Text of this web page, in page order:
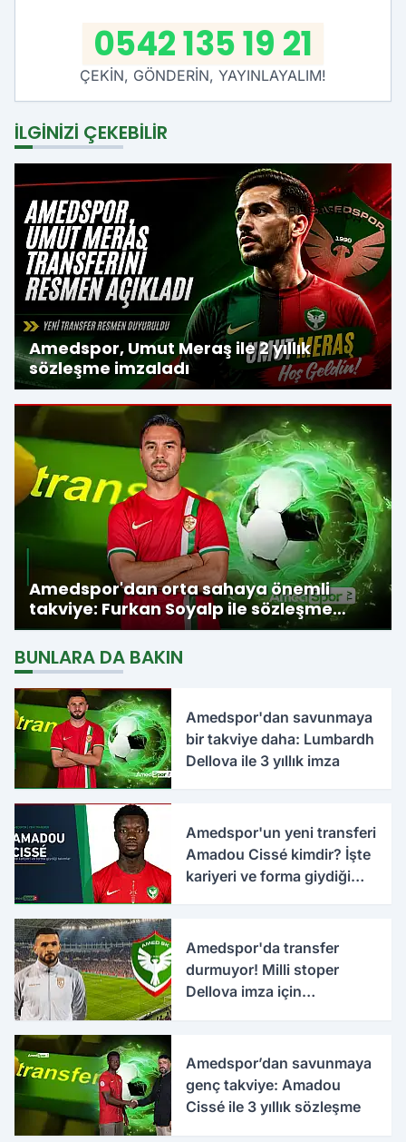
0542 135 19 21
ÇEKİN, GÖNDERİN, YAYINLAYALIM!
İLGINIZI ÇEKEBILIR
Amedspor, Umut Meraş ile 2 yıllık
sözleşme imzaladı
Amedspor'dan orta sahaya önemli
takviye: Furkan Soyalp ile sözleşme
imzalandı
BUNLARA DA BAKIN
Amedspor'dan savunmaya
bir takviye daha: Lumbardh
Dellova ile 3 yıllık imza
Amedspor'un yeni transferi
Amadou Cissé kimdir? İşte
kariyeri ve forma giydiği
Amedspor'da transfer
durmuyor! Milli stoper
Dellova imza için
Amedspor’dan savunmaya
genç takviye: Amadou
Cissé ile 3 yıllık sözleşme